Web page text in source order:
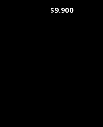
$9.900